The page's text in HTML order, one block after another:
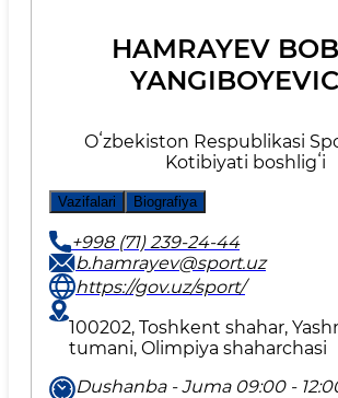
HAMRAYEV
Oʻzbekiston Respublikasi
Kotibiyati boshligʻi
Vazifalari Biografiya
+998 (71) 239-24-44
b.hamrayev@sport.uz
https://gov.uz/sport/
100202, Toshkent shahar,
tumani, Olimpiya shaharchasi
Dushanba - Juma 09:00 -